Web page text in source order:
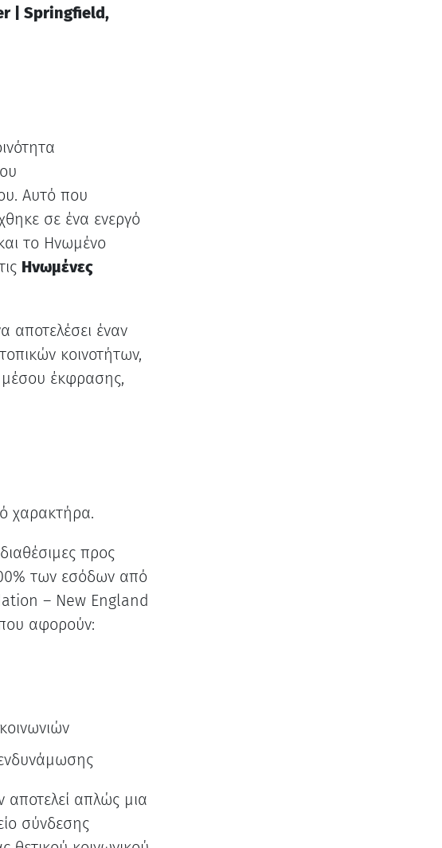
| Springfield,
Αυτό που
σε ένα ενεργό
το Ηνωμένο
Ηνωμένες
αποτελέσει έναν
κοινοτήτων,
έκφρασης,
χαρακτήρα.
προς
των εσόδων από
– New England
αφορούν:
απλώς μια
σύνδεσης